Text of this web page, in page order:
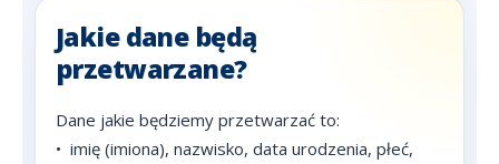
Jakie dane będą
przetwarzane?
Dane jakie będziemy przetwarzać to:
• imię (imiona), nazwisko, data urodzenia, płeć,